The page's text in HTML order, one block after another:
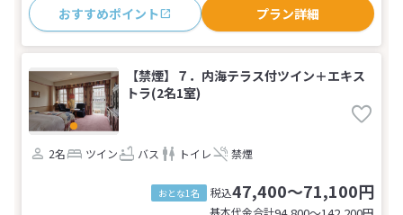
おすすめポイント プラン詳細
【禁煙】７．内海テラス付ツイン＋エキス
トラ(2名1室)
2名 ツイン バス トイレ 禁煙
おとな1名 税込47,400～71,100円
基本代金合計